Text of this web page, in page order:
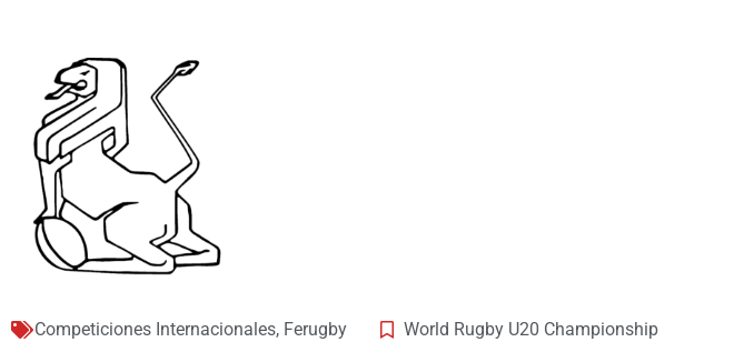
Competiciones Internacionales, Ferugby World Rugby U20 Championship